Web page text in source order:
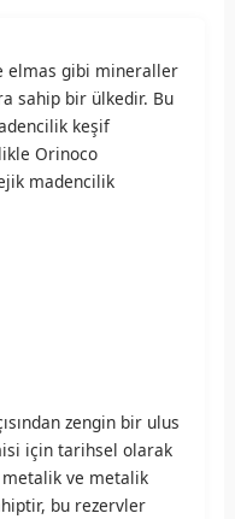
elmas gibi mineraller
sahip bir ülkedir. Bu
keşif
Orinoco
madencilik
zengin bir ulus
için tarihsel olarak
ve metalik
bu rezervler